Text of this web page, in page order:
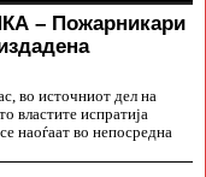
– Пожарникари
во источниот дел на
властите испратија
наоѓаат во непосредна